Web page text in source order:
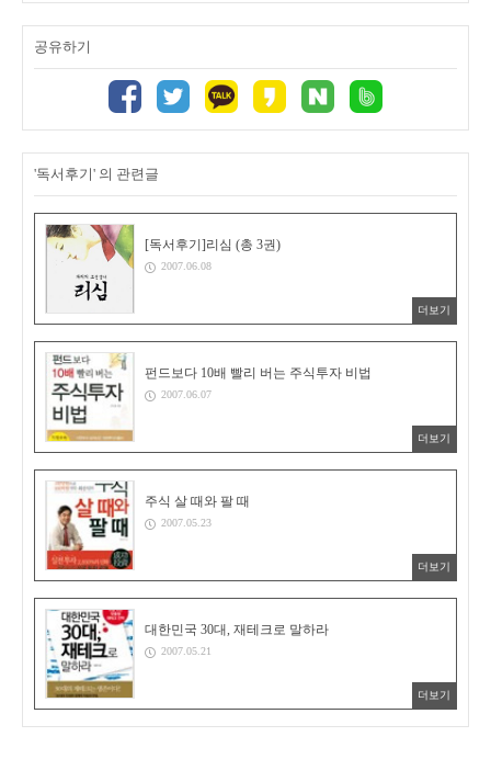
공유하기
'독서후기' 의 관련글
[독서후기]리심 (총 3권)
2007.06.08
더보기
펀드보다 10배 빨리 버는 주식투자 비법
2007.06.07
더보기
주식 살 때와 팔 때
2007.05.23
더보기
대한민국 30대, 재테크로 말하라
2007.05.21
더보기